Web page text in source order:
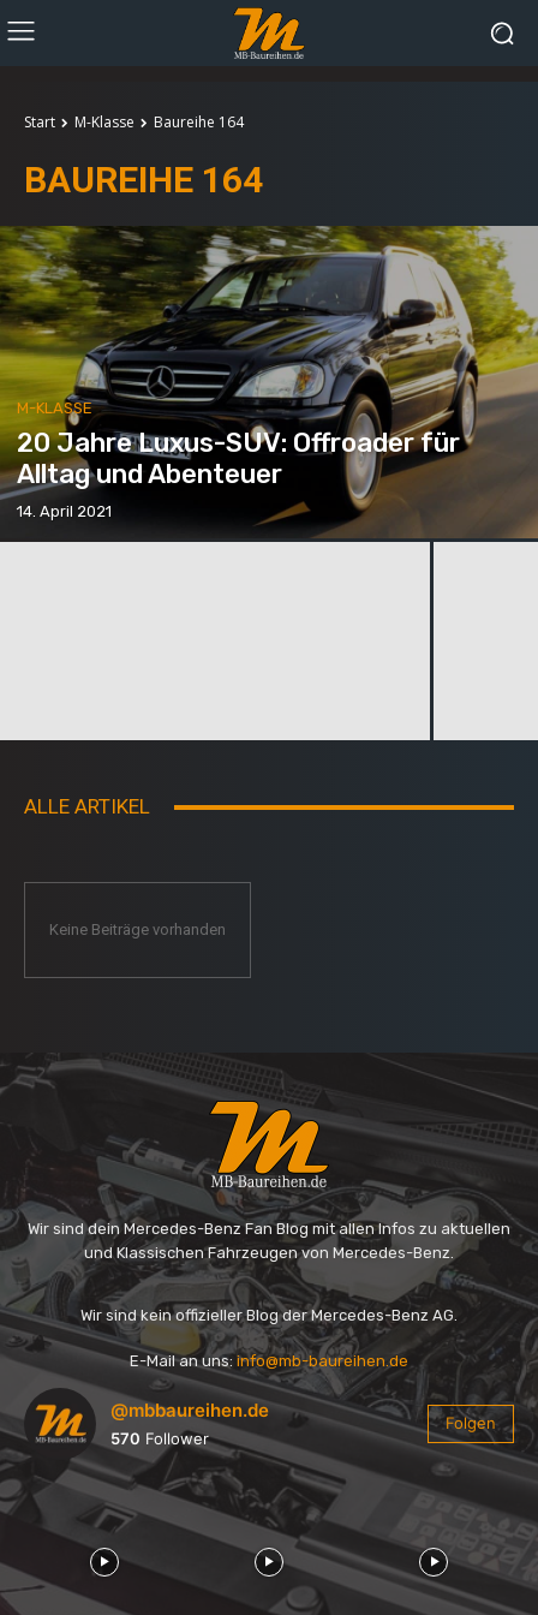
Start M-Klasse Baureihe 164
BAUREIHE 164
M-KLASSE
20 Jahre Luxus-SUV: Offroader für
Alltag und Abenteuer
14. April 2021
ALLE ARTIKEL
Keine Beiträge vorhanden
Wir sind dein Mercedes-Benz Fan Blog mit allen Infos zu aktuellen
und Klassischen Fahrzeugen von Mercedes-Benz.
Wir sind kein offizieller Blog der Mercedes-Benz AG.
E-Mail an uns: info@mb-baureihen.de
@mbbaureihen.de
570 Follower
Folgen